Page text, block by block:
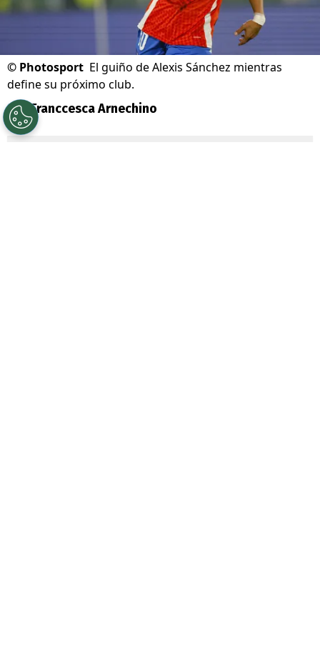
© Photosport El guiño de Alexis Sánchez mientras
define su próximo club.
Por Franccesca Arnechino